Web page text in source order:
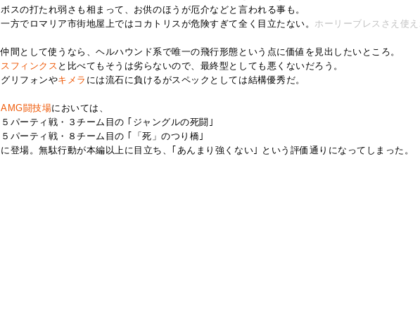
ボスの打たれ弱さも相まって、お供のほうが厄介などと言われる事も。
一方でロマリア市街地屋上ではコカトリスが危険すぎて全く目立たない。 ホーリーブレスさえ使
仲間として使うなら、ヘルハウンド系で唯一の飛行形態という点に価値を見出したいところ。
スフィンクス と比べてもそうは劣らないので、最終型としても悪くないだろう。
グリフォンやキメラ には流石に負けるがスペックとしては結構優秀だ。
AMG闘技場においては、
５パーティ戦・３チーム目の ｢ジャングルの死闘｣
５パーティ戦・８チーム目の ｢「死」のつり橋｣
に登場。無駄行動が本編以上に目立ち、｢あんまり強くない｣ という評価通りになってしまった。